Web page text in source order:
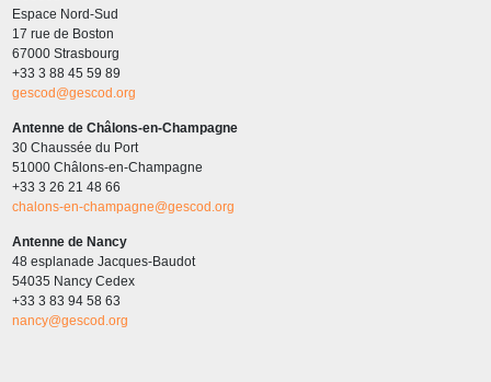
Espace Nord-Sud
17 rue de Boston
67000 Strasbourg
+33 3 88 45 59 89
gescod@gescod.org
Antenne de Châlons-en-Champagne
30 Chaussée du Port
51000 Châlons-en-Champagne
+33 3 26 21 48 66
chalons-en-champagne@gescod.org
Antenne de Nancy
48 esplanade Jacques-Baudot
54035 Nancy Cedex
+33 3 83 94 58 63
nancy@gescod.org